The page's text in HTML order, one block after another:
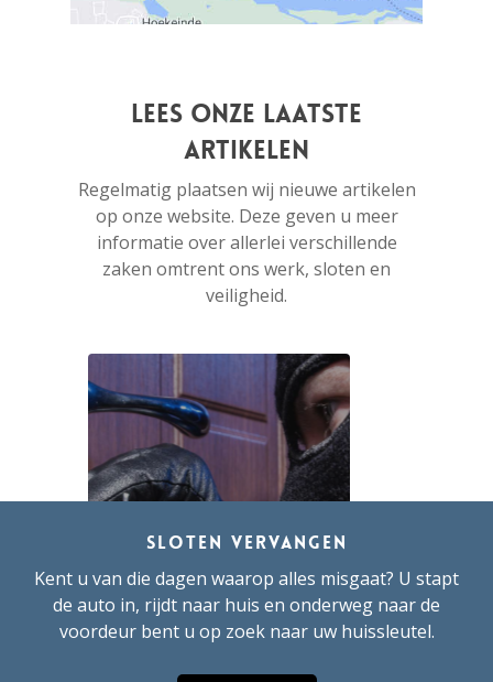
Lees onze laatste
artikelen
Regelmatig plaatsen wij nieuwe artikelen
op onze website. Deze geven u meer
informatie over allerlei verschillende
zaken omtrent ons werk, sloten en
veiligheid.
6 tips tegen
inbraak
Sloten vervangen
Kent u van die dagen waarop alles misgaat? U stapt
de auto in, rijdt naar huis en onderweg naar de
voordeur bent u op zoek naar uw huissleutel.